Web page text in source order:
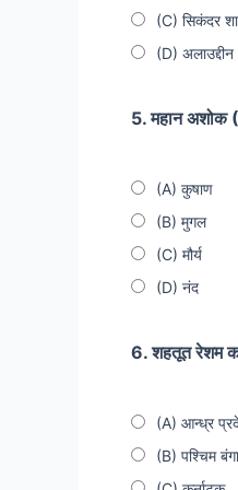
(C) सिकंदर
(D) अलाउद्दीन
5. महान
(A) कुषाण
(B) मुगल
(C) मौर्य
(D) नंद
6. शहतूत रेशम
(A) आन्ध्र
(B) पश्चिम